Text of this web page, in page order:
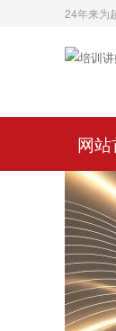
24年来为
网